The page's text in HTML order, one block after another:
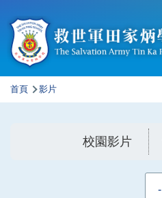
導
首頁 影片
校園影片